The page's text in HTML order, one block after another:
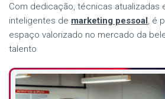
Com dedicação, técnicas atualizadas
inteligentes de marketing pessoal, é
espaço valorizado no mercado da
talento